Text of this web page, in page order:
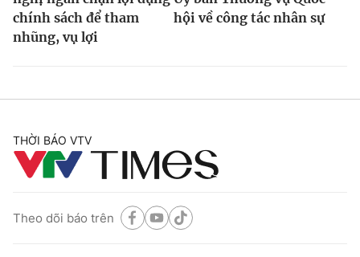
chính sách để tham
nhũng, vụ lợi
hội về công tác nhân sự
THỜI BÁO VTV
Theo dõi báo trên